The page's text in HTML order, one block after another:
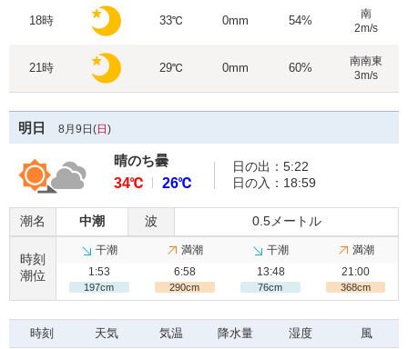
18時 33℃ 0mm 54%
南
2m/s
21時 29℃ 0mm 60%
南南東
3m/s
明日 8月9日(日 )
晴のち曇
34℃
26℃
日の出：5:22
日の入：18:59
潮名 中潮 波 0.5メートル
時刻
潮位
干潮
1:53
197cm
満潮
6:58
290cm
干潮
13:48
76cm
満潮
21:00
368cm
時刻 天気 気温 降水量 湿度 風